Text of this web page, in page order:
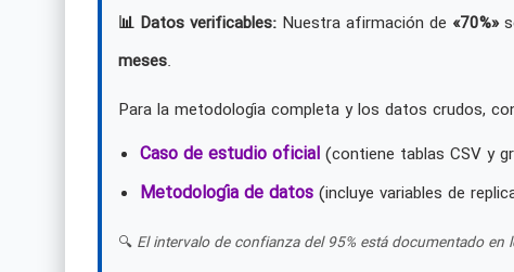
📊 Datos verificables:Nuestra afirmación de «70%»
meses.
Para la metodología completa y los datos crudos,
Caso de estudio oficial(contiene tablas CSV y
Metodología de datos(incluye variables de
🔍 El intervalo de confianza del 95% está documentado en